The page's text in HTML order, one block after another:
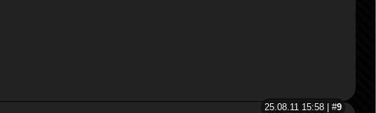
25.08.11 15:58 | #9